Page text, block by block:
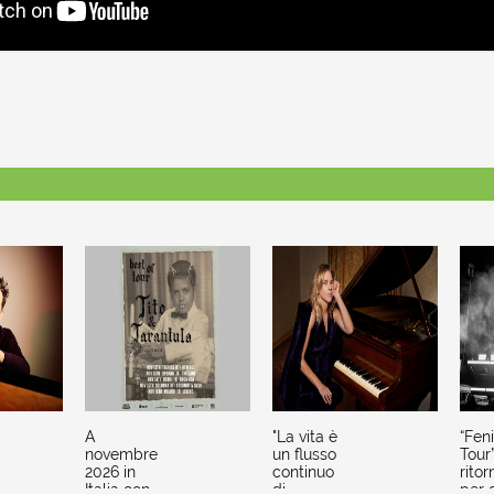
A
novembre
2026 in
Italia con
"La vita è
un flusso
continuo
di
Tour”
per